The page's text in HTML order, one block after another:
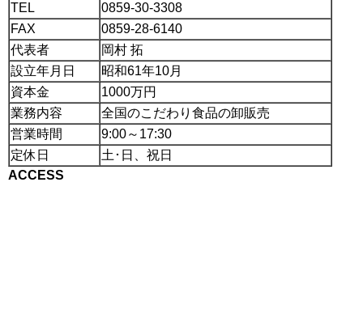
TEL
0859-30-3308
FAX
0859-28-6140
代表者
岡村 拓
設立年月日
昭和61年10月
資本金
1000万円
業務内容
全国のこだわり食品の卸販売
営業時間
9:00～17:30
定休日
土･日、祝日
ACCESS